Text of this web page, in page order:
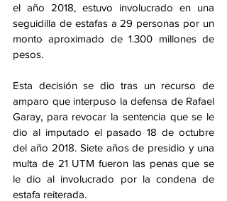
el año 2018, estuvo involucrado en una
seguidilla de estafas a 29 personas por un
monto aproximado de 1.300 millones de
pesos.
Esta decisión se dio tras un recurso de
amparo que interpuso la defensa de Rafael
Garay, para revocar la sentencia que se le
dio al imputado el pasado 18 de octubre
del año 2018. Siete años de presidio y una
multa de 21 UTM fueron las penas que se
le dio al involucrado por la condena de
estafa reiterada.